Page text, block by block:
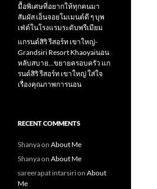
มื้อพิเศษที่อยากให้ทุกคนมา
สัมผัส เอ็นจอยโมเมนต์ดี ๆ บุพ
เฟ่ต์ในโรงแรมระดับพรีเมียม
แกรนด์สิริ​ รีสอร์ท​ เขาใหญ่​-
Grandsiri​ Resort​ Khaoyaiนอน
หลับสบาย…ขยายครอบครัว แก
รนด์สิริ รีสอร์ท เขาใหญ่ ใส่ใจ
เรื่องคุณภาพการนอน
RECENT COMMENTS
Shanyaon About Me
Shanyaon About Me
sareerapat intarsirion About
Me